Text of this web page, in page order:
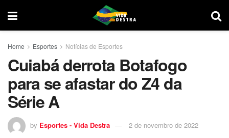
Home Esportes Notícias de Esportes
Cuiabá derrota Botafogo
para se afastar do Z4 da
Série A
by Esportes - Vida Destra 2 de novembro de 2022